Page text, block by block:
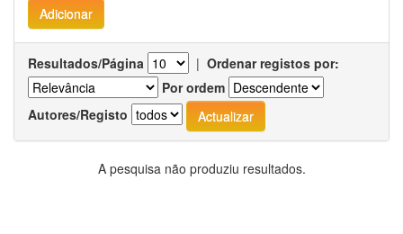
Resultados/Página | Ordenar registos por:
Por ordem
Autores/Registo
A pesquisa não produziu resultados.